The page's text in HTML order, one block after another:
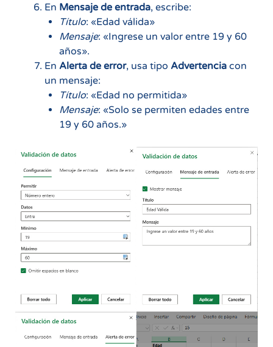
En Mensaje de entrada, escribe:
Título: «Edad válida»
Mensaje: «Ingrese un valor entre 19 y 60
años».
En Alerta de error, usa tipo Advertencia con
un mensaje:
Título: «Edad no permitida»
Mensaje: «Solo se permiten edades entre
19 y 60 años.»